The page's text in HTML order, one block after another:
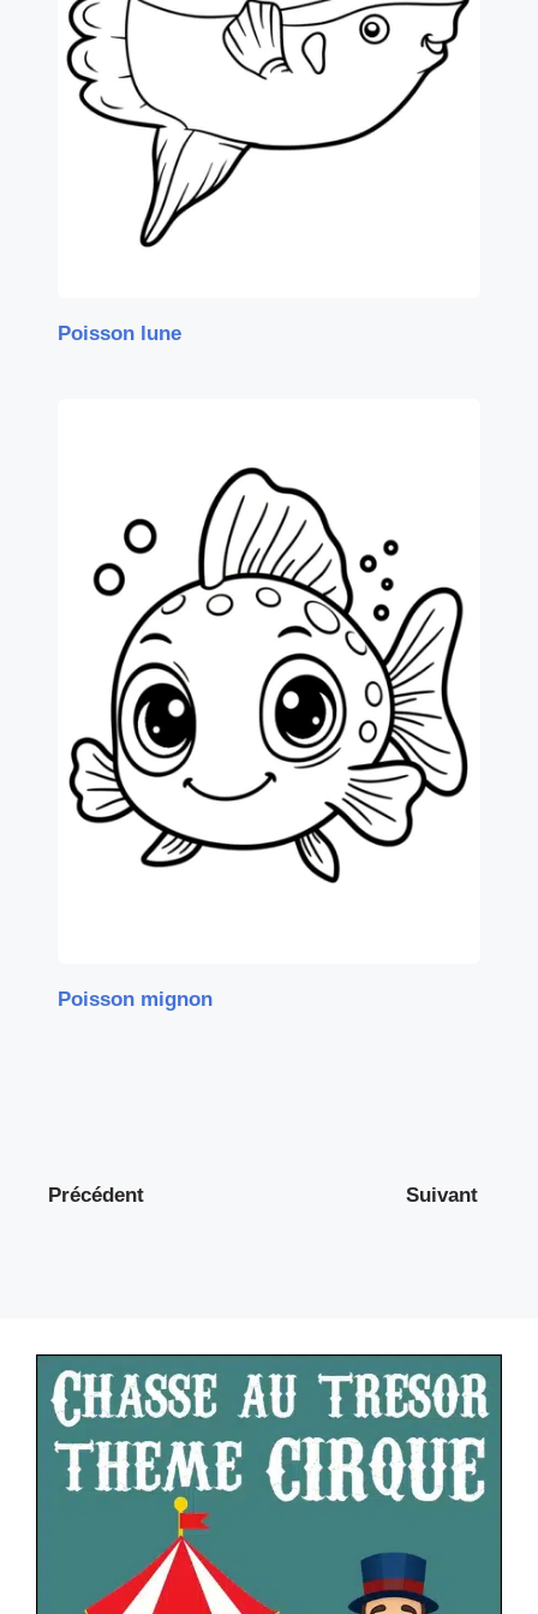
Poisson lune
Poisson mignon
Précédent Suivant